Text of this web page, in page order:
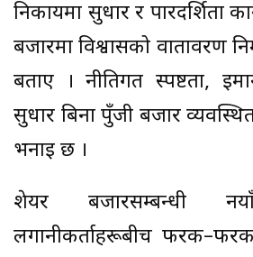
निकायमा सुधार र पारदर्शिता
बजारमा विश्वासको वातावरण
बताए । नीतिगत स्पष्टता,
सुधार बिना पुँजी बजार
भनाइ छ ।
शेयर बजारसम्बन्धी नयाँ
लगानीकर्ताहरूबीच